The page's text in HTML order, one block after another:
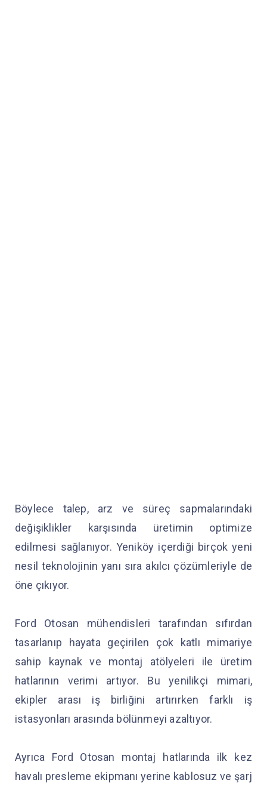
Böylece talep, arz ve süreç sapmalarındaki
değişiklikler karşısında üretimin optimize
edilmesi sağlanıyor. Yeniköy içerdiği birçok yeni
nesil teknolojinin yanı sıra akılcı çözümleriyle de
öne çıkıyor.
Ford Otosan mühendisleri tarafından sıfırdan
tasarlanıp hayata geçirilen çok katlı mimariye
sahip kaynak ve montaj atölyeleri ile üretim
hatlarının verimi artıyor. Bu yenilikçi mimari,
ekipler arası iş birliğini artırırken farklı iş
istasyonları arasında bölünmeyi azaltıyor.
Ayrıca Ford Otosan montaj hatlarında ilk kez
havalı presleme ekipmanı yerine kablosuz ve şarj